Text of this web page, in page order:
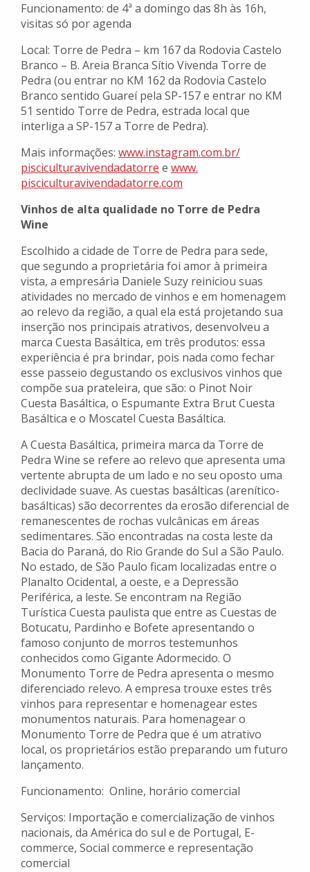
Funcionamento: de 4ª a domingo das 8h às 16h,
visitas só por agenda
Local: Torre de Pedra – km 167 da Rodovia Castelo
Branco – B. Areia Branca Sítio Vivenda Torre de
Pedra (ou entrar no KM 162 da Rodovia Castelo
Branco sentido Guareí pela SP-157 e entrar no KM
51 sentido Torre de Pedra, estrada local que
interliga a SP-157 a Torre de Pedra).
Mais informações: www.instagram.com.br/
pisciculturavivendadatorre e www.
pisciculturavivendadatorre.com
Vinhos de alta qualidade no Torre de Pedra
Wine
Escolhido a cidade de Torre de Pedra para sede,
que segundo a proprietária foi amor à primeira
vista, a empresária Daniele Suzy reiniciou suas
atividades no mercado de vinhos e em homenagem
ao relevo da região, a qual ela está projetando sua
inserção nos principais atrativos, desenvolveu a
marca Cuesta Basáltica, em três produtos: essa
experiência é pra brindar, pois nada como fechar
esse passeio degustando os exclusivos vinhos que
compõe sua prateleira, que são: o Pinot Noir
Cuesta Basáltica, o Espumante Extra Brut Cuesta
Basáltica e o Moscatel Cuesta Basáltica.
A Cuesta Basáltica, primeira marca da Torre de
Pedra Wine se refere ao relevo que apresenta uma
vertente abrupta de um lado e no seu oposto uma
declividade suave. As cuestas basálticas (arenítico-
basálticas) são decorrentes da erosão diferencial de
remanescentes de rochas vulcânicas em áreas
sedimentares. São encontradas na costa leste da
Bacia do Paraná, do Rio Grande do Sul a São Paulo.
No estado, de São Paulo ficam localizadas entre o
Planalto Ocidental, a oeste, e a Depressão
Periférica, a leste. Se encontram na Região
Turística Cuesta paulista que entre as Cuestas de
Botucatu, Pardinho e Bofete apresentando o
famoso conjunto de morros testemunhos
conhecidos como Gigante Adormecido. O
Monumento Torre de Pedra apresenta o mesmo
diferenciado relevo. A empresa trouxe estes três
vinhos para representar e homenagear estes
monumentos naturais. Para homenagear o
Monumento Torre de Pedra que é um atrativo
local, os proprietários estão preparando um futuro
lançamento.
Funcionamento: Online, horário comercial
Serviços: Importação e comercialização de vinhos
nacionais, da América do sul e de Portugal, E-
commerce, Social commerce e representação
comercial